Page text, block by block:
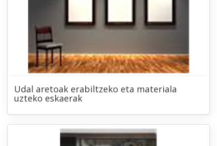
Udal aretoak erabiltzeko eta materiala
uzteko eskaerak